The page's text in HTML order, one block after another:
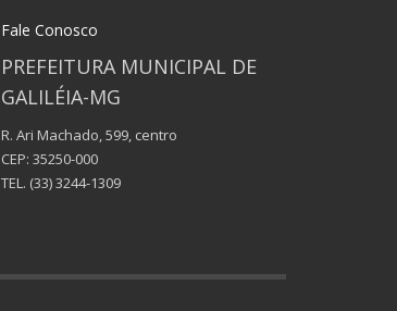
Fale Conosco
PREFEITURA MUNICIPAL DE
GALILÉIA-MG
R. Ari Machado, 599, centro
CEP: 35250-000
TEL. (33) 3244-1309